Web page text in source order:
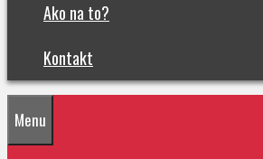
Ako na to?
Kontakt
Menu